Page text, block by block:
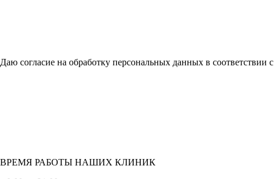
Даю согласие на обработку персональных данных в соответствии с
ВРЕМЯ РАБОТЫ НАШИХ КЛИНИК